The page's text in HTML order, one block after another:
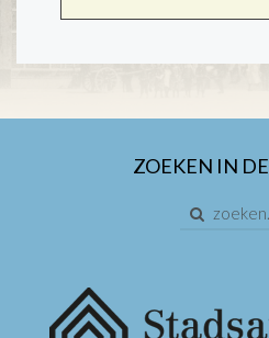
ZOEKEN IN